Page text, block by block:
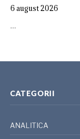
6 august 2026
…
CATEGORII
ANALITICA